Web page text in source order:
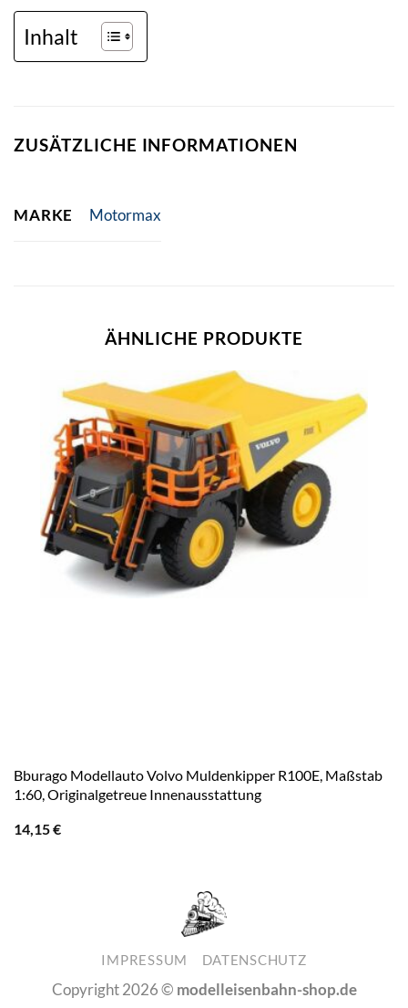
Inhalt
ZUSÄTZLICHE INFORMATIONEN
MARKE Motormax
ÄHNLICHE PRODUKTE
Bburago Modellauto Volvo Muldenkipper R100E, Maßstab
1:60, Originalgetreue Innenausstattung
14,15€
IMPRESSUM DATENSCHUTZ
Copyright 2026 © modelleisenbahn-shop.de